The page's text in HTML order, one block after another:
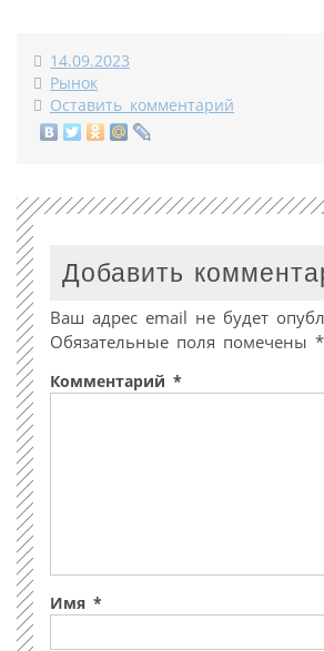
14.09.2023
Рынок
Оставить комментарий
Добавить
Ваш адрес email не будет
Обязательные поля помечены *
Комментарий *
Имя *